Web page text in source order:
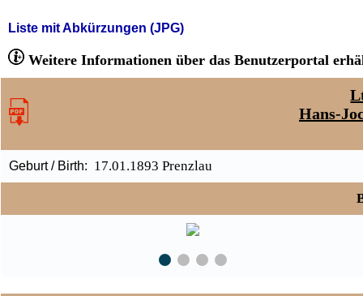
Liste mit Abkürzungen (JPG)
Weitere Informationen über das Benutzerportal
Hans-
Geburt / Birth: 17.01.1893 Prenzlau